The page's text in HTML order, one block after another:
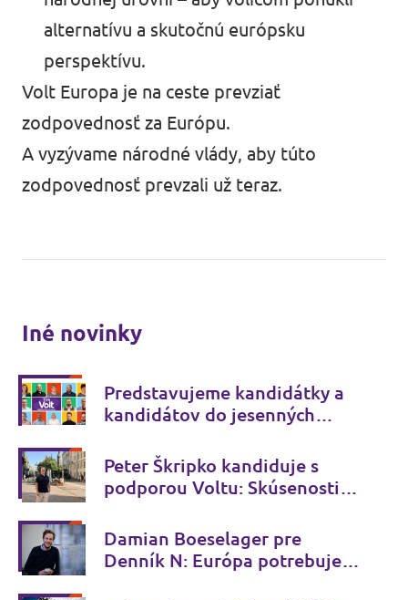
alternatívu a skutočnú európsku
perspektívu.
Volt Europa je na ceste prevziať
zodpovednosť za Európu.
A vyzývame národné vlády, aby túto
zodpovednosť prevzali už teraz.
Iné novinky
Predstavujeme kandidátky a
kandidátov do jesenných
Peter Škripko kandiduje s
podporou Voltu: Skúsenosti z
európskymi riešeniami
Damian Boeselager pre
Denník N: Európa potrebuje